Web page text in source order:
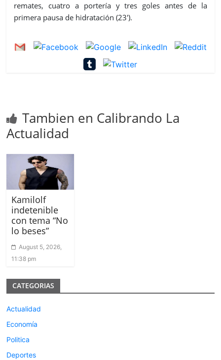
remates, cuatro a portería y tres goles antes de la
primera pausa de hidratación (23').
Tambien en Calibrando La
Actualidad
Kamilolf
indetenible
con tema “No
lo beses”
August 5, 2026,
11:38 pm
CATEGORIAS
Actualidad
Economía
Politica
Deportes